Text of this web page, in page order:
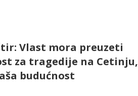
Vlast mora preuzeti
za tragedije na Cetinju,
budućnost